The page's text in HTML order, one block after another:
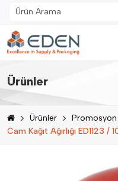
Ana Sayfa
Hakkımızda
Ürünler
Ürünler
Ürünler
Promosyon
Cam Kağıt Ağırlığı ED1123 /